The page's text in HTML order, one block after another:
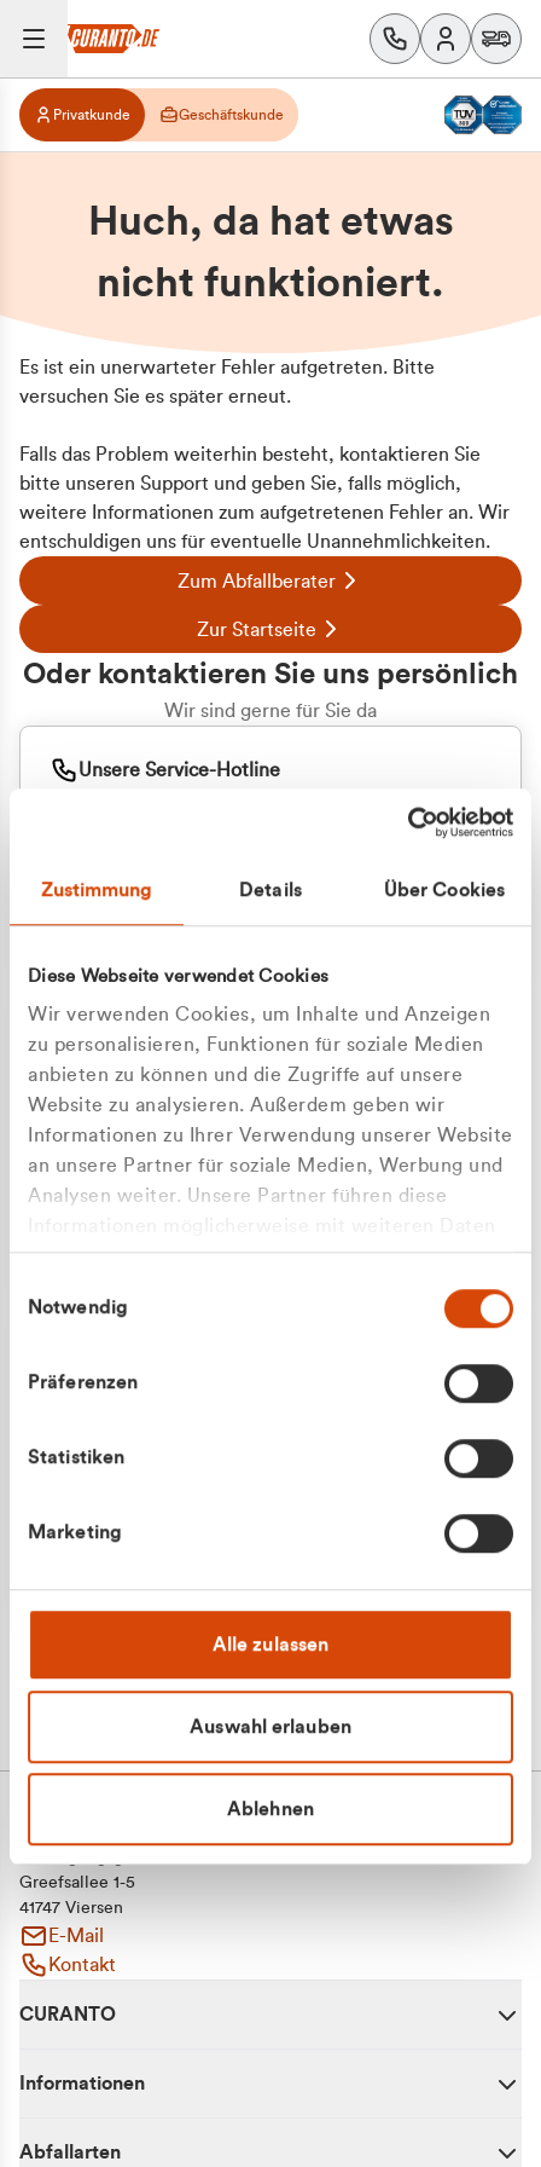
Zustimmung Details Über Cookies
Diese Webseite verwendet Cookies
Wir verwenden Cookies, um Inhalte und Anzeigen
zu personalisieren, Funktionen für soziale Medien
anbieten zu können und die Zugriffe auf unsere
Website zu analysieren. Außerdem geben wir
Informationen zu Ihrer Verwendung unserer Website
an unsere Partner für soziale Medien, Werbung und
Analysen weiter. Unsere Partner führen diese
zusammen, die Sie ihnen bereitgestellt haben oder
gesammelt haben.
Notwendig
Präferenzen
Statistiken
Marketing
Alle zulassen
Auswahl erlauben
Ablehnen
Privatkunde Geschäftskunde
Huch, da hat etwas
nicht funktioniert.
Es ist ein unerwarteter Fehler aufgetreten. Bitte
versuchen Sie es später erneut.
Falls das Problem weiterhin besteht, kontaktieren Sie
bitte unseren Support und geben Sie, falls möglich,
weitere Informationen zum aufgetretenen Fehler an. Wir
entschuldigen uns für eventuelle Unannehmlichkeiten.
Zum Abfallberater
Zur Startseite
Oder kontaktieren Sie uns persönlich
Wir sind gerne für Sie da
Unsere Service-Hotline
+49 177 8376058
Apilash Balanesan
Greefsallee 1-5
41747 Viersen
E-Mail
Kontakt
CURANTO
Informationen
Abfallarten